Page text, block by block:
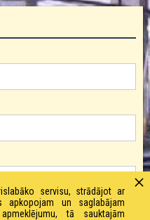
servisu, strādājot ar
un saglabājam
tā sauktajām